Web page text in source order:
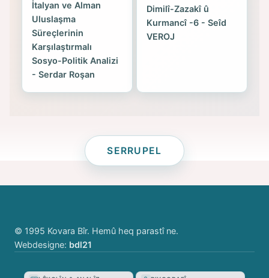
İtalyan ve Alman
Uluslaşma
Süreçlerinin
Karşılaştırmalı
Sosyo-Politik Analizi
- Serdar Roşan
Dimilî-Zazakî û
Kurmancî -6 - Seîd
VEROJ
SERRUPEL
© 1995 Kovara Bîr. Hemû heq parastî ne.
Webdesigne: bdl21